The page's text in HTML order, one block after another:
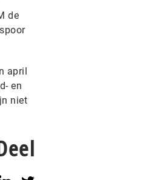
de
april
en
niet